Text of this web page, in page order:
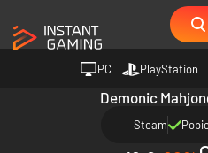
PC PlayStation
Demonic
Steam